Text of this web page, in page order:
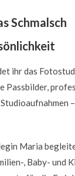
Schmalsch
ihr das
Passbilder,
Maria
, Baby- und